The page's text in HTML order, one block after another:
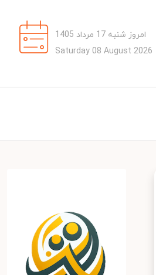
امروز شنبه 17 مرداد 1405
Saturday 08 August 2026